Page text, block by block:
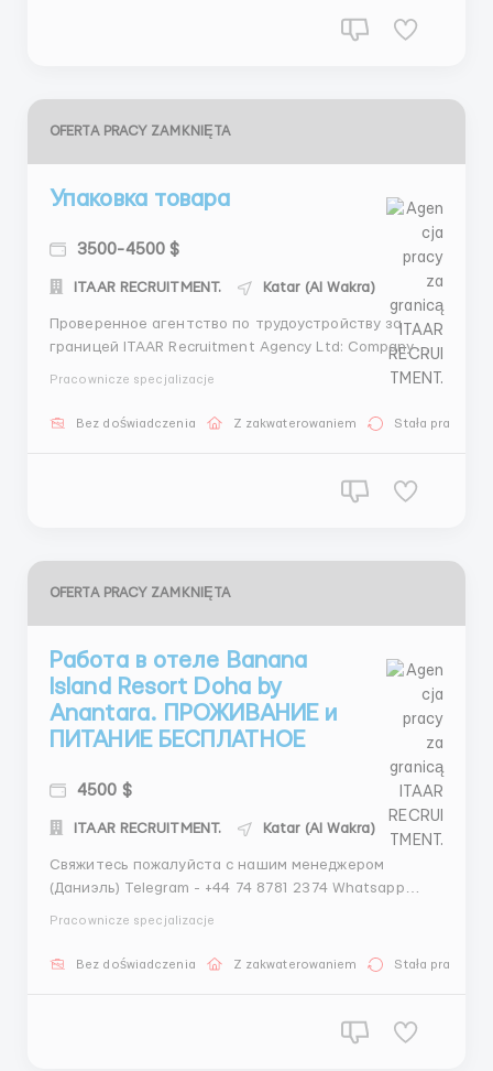
OFERTA PRACY ZAMKNIĘTA
Упаковка товара
3500-4500 $
ITAAR RECRUITMENT. Katar (Al Wakra)
Проверенное агентство по трудоустройству за
границей ITAAR Recruitment Agency Ltd: Company
трудоустройство - Более 70000 тысяч
Pracownicze specjalizacje
Bez doświadczenia Z zakwaterowaniem Stała praca
OFERTA PRACY ZAMKNIĘTA
Работа в отеле Banana
Island Resort Doha by
Anantara. ПРОЖИВАНИЕ и
ПИТАНИЕ БЕСПЛАТНОЕ
4500 $
ITAAR RECRUITMENT. Katar (Al Wakra)
Свяжитесь пожалуйста с нашим менеджером
(Даниэль) Telegram - +44 74 8781 2374 Whatsapp
Agency Ltd: Company Number 12549618 Наши
Pracownicze specjalizacje
Bez doświadczenia Z zakwaterowaniem Stała praca